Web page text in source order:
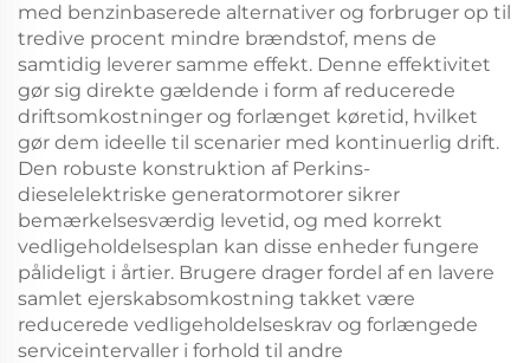
med benzinbaserede alternativer og forbruger op til
tredive procent mindre brændstof, mens de
samtidig leverer samme effekt. Denne effektivitet
gør sig direkte gældende i form af reducerede
driftsomkostninger og forlænget køretid, hvilket
gør dem ideelle til scenarier med kontinuerlig drift.
Den robuste konstruktion af Perkins-
dieselelektriske generatormotorer sikrer
bemærkelsesværdig levetid, og med korrekt
vedligeholdelsesplan kan disse enheder fungere
pålideligt i årtier. Brugere drager fordel af en lavere
samlet ejerskabsomkostning takket være
reducerede vedligeholdelseskrav og forlængede
serviceintervaller i forhold til andre